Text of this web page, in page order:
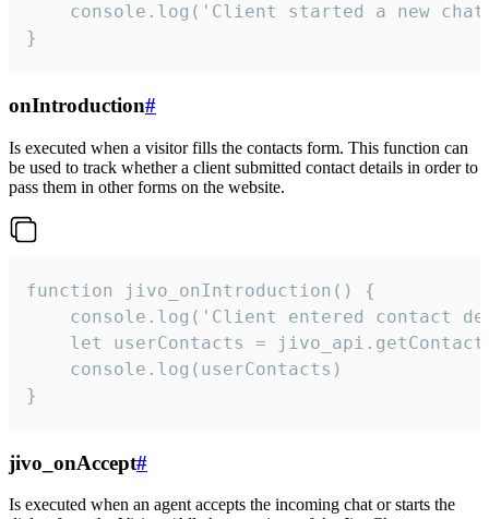
console.log('Client started a new
}
onIntroduction#
Is executed when a visitor fills the contacts form. This function can
be used to track whether a client submitted contact details in order to
pass them in other forms on the website.
function jivo_onIntroduction() {
console.log('Client entered contact
let userContacts =
    console.log(userContacts)
}
jivo_onAccept#
Is executed when an agent accepts the incoming chat or starts the